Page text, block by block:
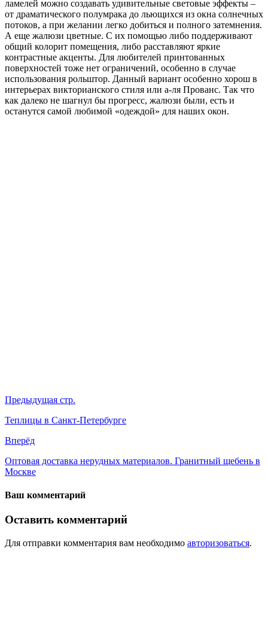
ламелей можно создавать удивительные световые эффекты –
от драматического полумрака до льющихся из окна солнечных
потоков, а при желании легко добиться и полного затемнения.
А еще жалюзи цветные. С их помощью либо поддерживают
общий колорит помещения, либо расставляют яркие
контрастные акценты. Для любителей принтованных
поверхностей тоже нет ограничений, особенно в случае
использования рольштор. Данный вариант особенно хорош в
интерьерах викторианского стиля или а-ля Прованс. Так что
как далеко не шагнул бы прогресс, жалюзи были, есть и
останутся самой любимой «одеждой» для наших окон.
Предыдущая стр.
Теплицы в Санкт-Петербурге
Вперёд
Оптовая доставка нерудных материалов. Гранитный щебень в
Москве
Ваш комментарий
Оставить комментарий
Для отправки комментария вам необходимо авторизоваться.